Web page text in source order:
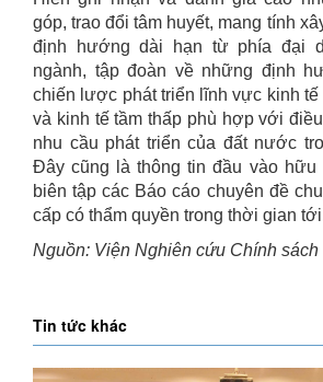
góp, trao đổi tâm huyết, mang tính
định hướng dài hạn từ phía đại
ngành, tập đoàn về những định
chiến lược phát triển lĩnh vực kinh tế
và kinh tế tầm thấp phù hợp với
nhu cầu phát triển của đất nước
Đây cũng là thông tin đầu vào hữu
biên tập các Báo cáo chuyên đề
cấp có thẩm quyền trong thời gian
Nguồn: Viện Nghiên cứu Chính
Tin tức khác